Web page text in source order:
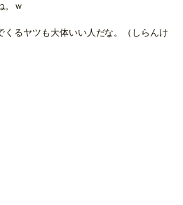
。ｗ
くるヤツも大体いい人だな。（しらんけ